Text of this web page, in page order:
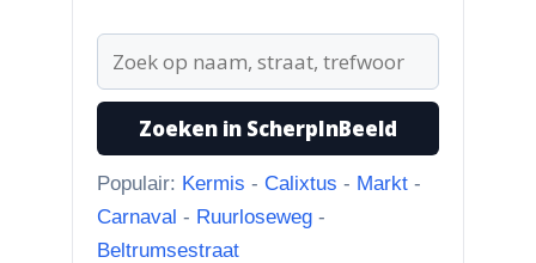
“Martie dank voor je
oplettendheid, we gaan de
Zoeken in ScherpInBeeld
Populair: Kermis - Calixtus - Markt -
Carnaval - Ruurloseweg -
Beltrumsestraat